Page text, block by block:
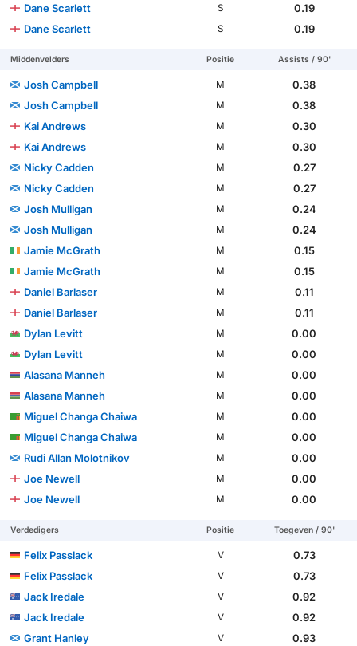
Dane Scarlett S
0.19
Dane Scarlett
S 0.19
Middenvelders Positie Assists / 90'
Josh Campbell M
0.38
Josh Campbell
M
0.38
Kai Andrews
M
0.30
Kai Andrews
M
0.30
Nicky Cadden
M
0.27
Nicky Cadden
M
0.27
Josh Mulligan
M
0.24
Josh Mulligan
M
0.24
Jamie McGrath
M
0.15
Jamie McGrath
M
0.15
Daniel Barlaser
M
0.11
Daniel Barlaser
M
0.11
Dylan Levitt
M
0.00
Dylan Levitt
M
0.00
Alasana Manneh
M
0.00
Alasana Manneh
M
0.00
Miguel Changa Chaiwa
M
0.00
Miguel Changa Chaiwa
M
0.00
Rudi Allan Molotnikov
M
0.00
Joe Newell
M
0.00
Joe Newell
M 0.00
Verdedigers Positie Toegeven / 90'
Felix Passlack V
0.73
Felix Passlack
V
0.73
Jack Iredale
V
0.92
Jack Iredale
V
0.92
Grant Hanley
V
0.93